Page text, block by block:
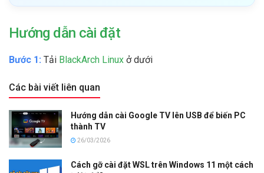
Hướng dẫn cài đặt
Bước 1: Tải BlackArch Linux ở dưới
Các bài viết liên quan
Hướng dẫn cài Google TV lên USB để biến PC
thành TV
26/03/2026
Cách gỡ cài đặt WSL trên Windows 11 một cách